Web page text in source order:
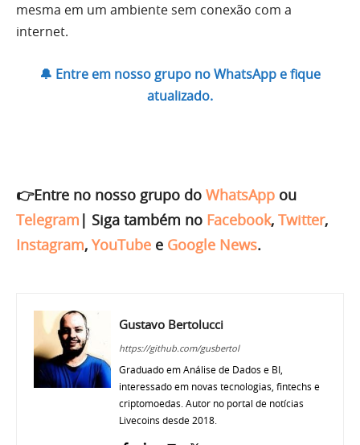
mesma em um ambiente sem conexão com a
internet.
🔔 Entre em nosso grupo no WhatsApp e fique
atualizado.
👉Entre no nosso grupo do WhatsApp ou
Telegram | Siga também no Facebook, Twitter,
Instagram, YouTube e Google News.
Gustavo Bertolucci
https://github.com/gusbertol
Graduado em Análise de Dados e BI,
interessado em novas tecnologias, fintechs e
criptomoedas. Autor no portal de notícias
Livecoins desde 2018.